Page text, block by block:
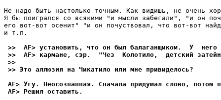
Не надо быть настолько точным. Как видишь, не очень
Я бы поигрался со всякими "и мысли забегали", "и он
его вот-вот осенит" "и он почуствовал, что вот-вот
и т.п.
>>  AF> установить, что он был балаганщиком.  У
>>  AF> кармане, сэр.  "Чез  Колотило,  детский
>>
>> Это аллюзия на Чикатило или мне привиделось?
AF> Угу. Неосознанная. Сначала придумал слово, потом
AF> Решил оставить.